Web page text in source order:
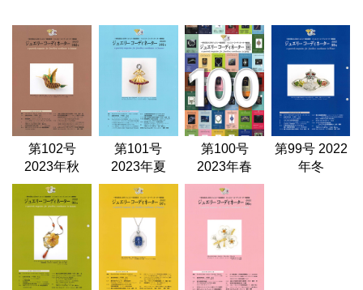
第102号
2023年秋
第101号
2023年夏
第100号
2023年春
第99号 2022
年冬